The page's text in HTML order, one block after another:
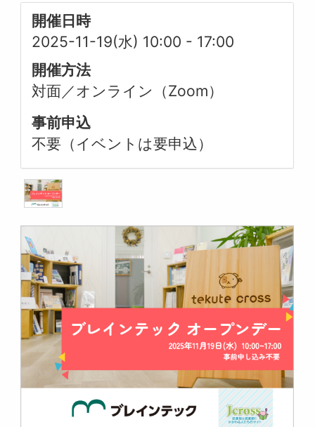
開催日時
2025-11-19(水) 10:00 - 17:00
開催方法
対面／オンライン（Zoom）
事前申込
不要（イベントは要申込）